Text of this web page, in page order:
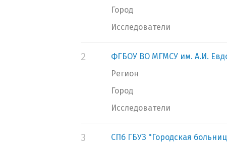
Город
Исследователи
2
ФГБОУ ВО МГМСУ им. А.И.
Регион
Город
Исследователи
3
СПб ГБУЗ "Городская